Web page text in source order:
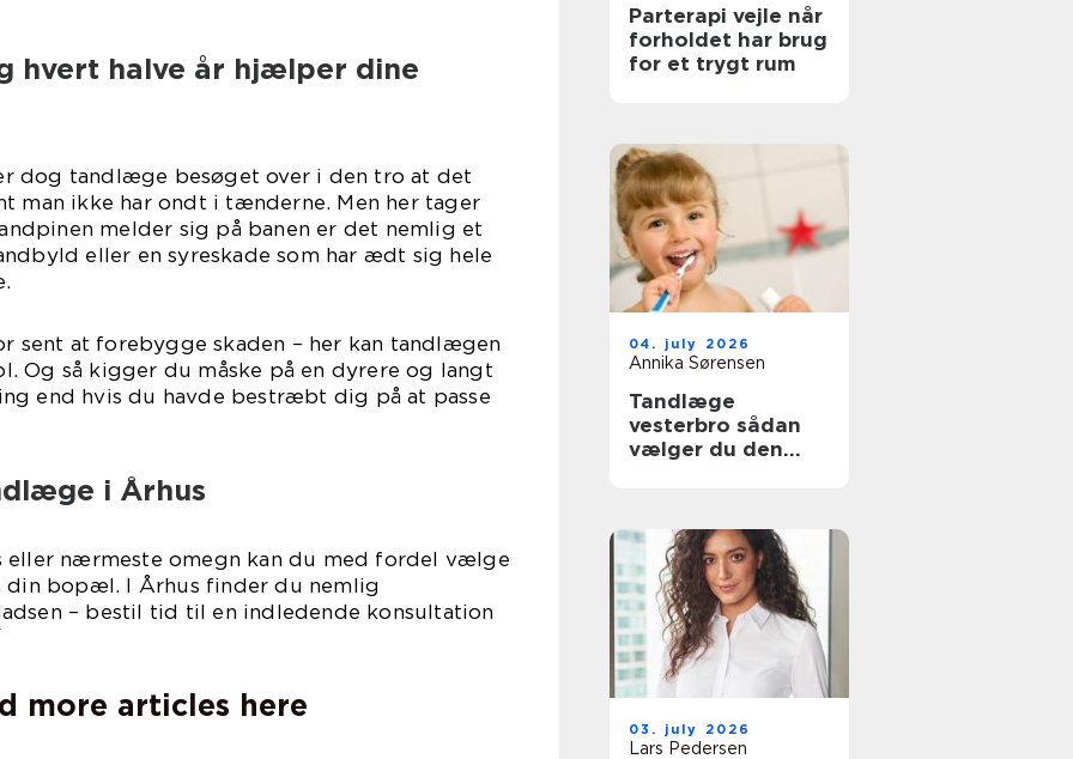
hvert halve år hjælper dine
dog tandlæge besøget over i den tro at det
man ikke har ondt i tænderne. Men her tager
melder sig på banen er det nemlig et
eller en syreskade som har ædt sig hele
sent at forebygge skaden – her kan tandlægen
Og så kigger du måske på en dyrere og langt
end hvis du havde bestræbt dig på at passe
i Århus
eller nærmeste omegn kan du med fordel vælge
bopæl. I Århus finder du nemlig
– bestil tid til en indledende konsultation
more articles here
Parterapi vejle når
forholdet har brug
for et trygt rum
04. july 2026
Annika Sørensen
Tandlæge
vesterbro sådan
vælger du den
03. july 2026
Lars Pedersen